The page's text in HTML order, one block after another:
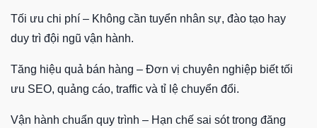
Tối ưu chi phí – Không cần tuyển nhân sự, đào tạo hay
duy trì đội ngũ vận hành.
Tăng hiệu quả bán hàng – Đơn vị chuyên nghiệp biết tối
ưu SEO, quảng cáo, traffic và tỉ lệ chuyển đổi.
Vận hành chuẩn quy trình – Hạn chế sai sót trong đăng